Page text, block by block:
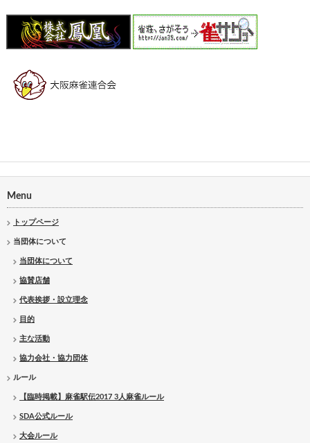
Menu
トップページ
当団体について
当団体について
協賛店舗
代表挨拶・設立理念
目的
主な活動
協力会社・協力団体
ルール
【臨時掲載】麻雀駅伝2017 3人麻雀ルール
SDA公式ルール
大会ルール